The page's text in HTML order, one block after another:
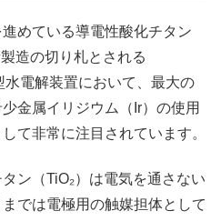
めている導電性酸化チタン
造の切り札とされる
電解装置において、最大の
金属イリジウム（Ir）の使用
て非常に注目されています。
ン（TiO₂）は電気を通さない
では電極用の触媒担体として